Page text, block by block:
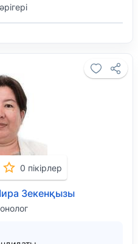
0 пікірлер
Зекенқызы